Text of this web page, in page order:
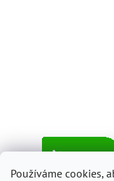
Používáme cookies,